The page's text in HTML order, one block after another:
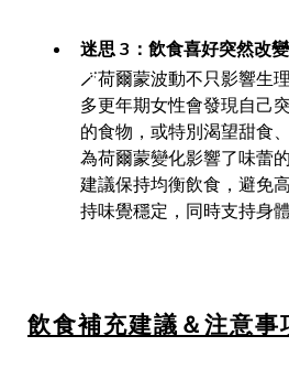
迷思 3：飲食喜好突然改
🪄荷爾蒙波動不只影響生
多更年期女性會發現自己
的食物，或特別渴望甜食
為荷爾蒙變化影響了味蕾的
建議保持均衡飲食，避免
持味覺穩定，同時支持身體
飲食補充建議＆注意事